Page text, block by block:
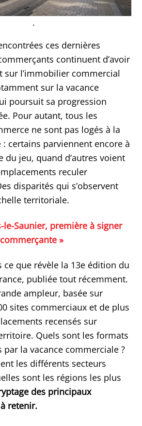
.
ces dernières
continuent d’avoir
sur l’immobilier commercial
sur la vacance
poursuit sa progression
Pour autant, tous les
ne sont pas logés à la
: certains parviennent encore à
du jeu, quand d’autres voient
reculer
disparités qui s’observent
territoriale.
le-Saunier, première à signer
»
ce que révèle la 13e édition du
publiée tout récemment.
ampleur, basée sur
sites commerciaux et de plus
recensés sur
Quels sont les formats
par la vacance commerciale ?
les différents secteurs
sont les régions les plus
des principaux
retenir.